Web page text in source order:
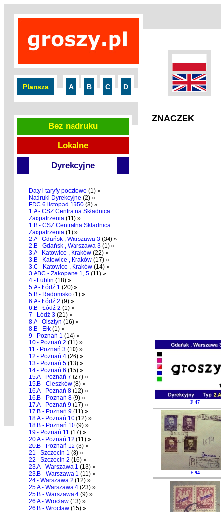
Plansza A B C D
Bez nadruku
Lokalne
Dyrekcyjne
Daty i taryfy pocztowe (1) »
Nadruki Dyrekcyjne (2) »
FDC 6 listopad 1950 (3) »
1.A - CSZ Centralna Składnica
Zaopatrzenia (11) »
1.B - CSZ Centralna Składnica
Zaopatrzenia (1) »
2.A - Gdańsk , Warszawa 3 (34) »
2.B - Gdańsk , Warszawa 3 (1) »
3.A - Katowice , Kraków (22) »
3.B - Katowice , Kraków (17) »
3.C - Katowice , Kraków (14) »
3.ABC - Zakopane 1, 5 (11) »
4 - Lublin (18) »
5.A - Łódź 1 (20) »
5.B - Radomsko (1) »
6.A - Łódź 2 (9) »
6.B - Łódź 2 (1) »
7 - Łódź 3 (21) »
8.A - Olsztyn (16) »
8.B - Ełk (1) »
9 - Poznań 1 (14) »
10 - Poznań 2 (11) »
11 - Poznań 3 (10) »
12 - Poznań 4 (26) »
13 - Poznań 5 (13) »
14 - Poznań 6 (15) »
15.A - Poznań 7 (27) »
15.B - Cieszków (8) »
16.A - Poznań 8 (12) »
16.B - Poznań 8 (9) »
17.A - Poznań 9 (17) »
17.B - Poznań 9 (11) »
18.A - Poznań 10 (12) »
18.B - Poznań 10 (9) »
19 - Poznań 11 (17) »
20.A - Poznań 12 (11) »
20.B - Poznań 12 (3) »
21 - Szczecin 1 (8) »
22 - Szczecin 2 (16) »
23.A - Warszawa 1 (13) »
23.B - Warszawa 1 (11) »
24 - Warszawa 2 (12) »
25.A - Warszawa 4 (23) »
25.B - Warszawa 4 (9) »
26.A - Wrocław (13) »
26.B - Wrocław (15) »
ZNACZEK
F 47
F 94